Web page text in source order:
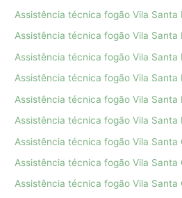
Assistência técnica fogão Vila Santa
Assistência técnica fogão Vila Santa
Assistência técnica fogão Vila Santa
Assistência técnica fogão Vila Santa
Assistência técnica fogão Vila Santa
Assistência técnica fogão Vila Santa
Assistência técnica fogão Vila Santa
Assistência técnica fogão Vila Santa
Assistência técnica fogão Vila Santa